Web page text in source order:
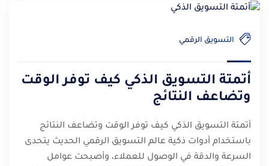
التسويق الرقمي
أتمتة التسويق الذكي كيف توفر الوقت
وتضاعف النتائج
أتمتة التسويق الذكي كيف توفر الوقت وتضاعف النتائج
باستخدام أدوات ذكية عالم التسويق الرقمي الحديث يتحدى
السرعة والدقة في الوصول للعملاء، وأصبحت عوامل